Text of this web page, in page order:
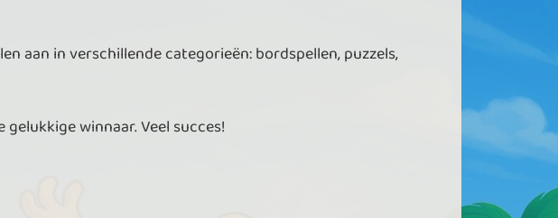
aan in verschillende categorieën: bordspellen, puzzels,
winnaar. Veel succes!